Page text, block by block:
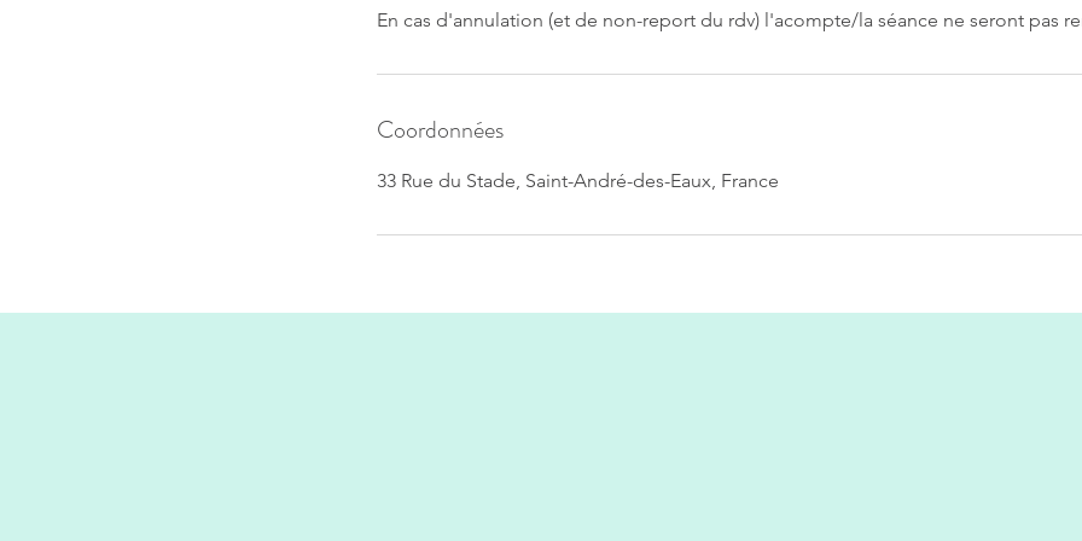
En cas d'annulation (et de non-report du rdv) l'acompte/la séance ne seront pas
Coordonnées
33 Rue du Stade, Saint-André-des-Eaux, France